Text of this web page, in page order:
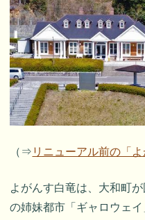
（⇒ リニューアル前の「
よがんす白竜は、大和町
の姉妹都市「ギャロウェ